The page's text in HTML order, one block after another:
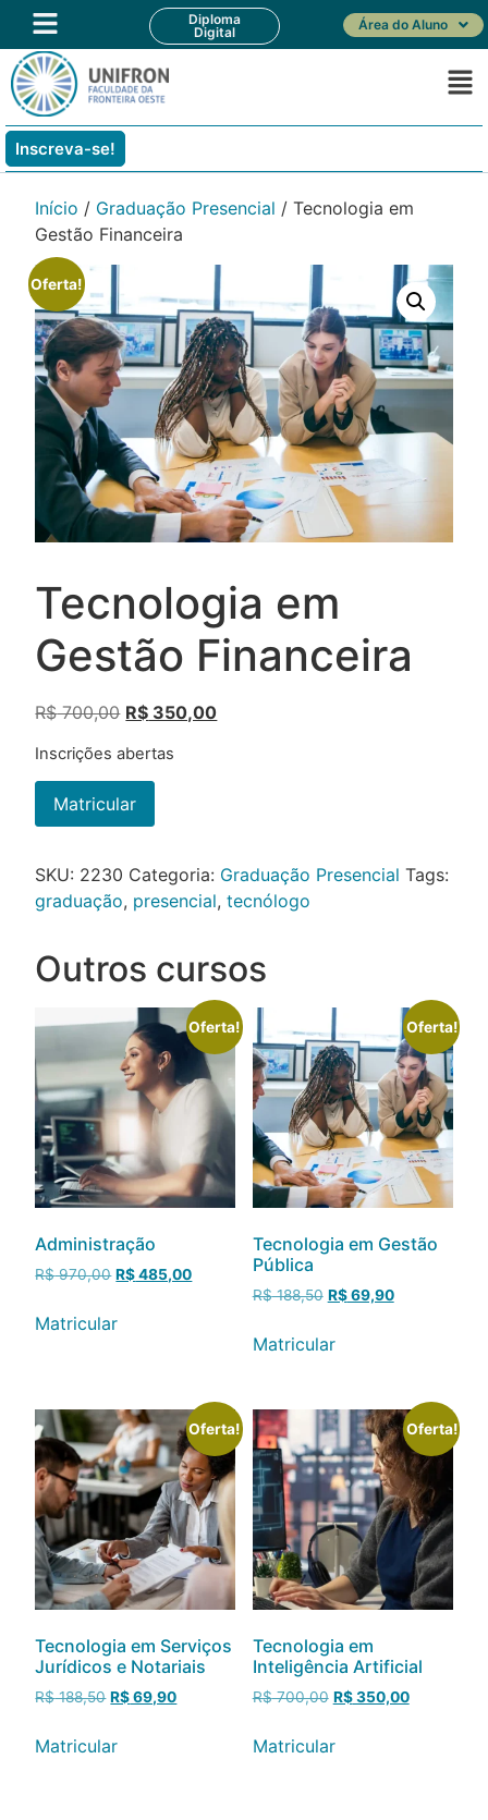
Diploma
Digital
Área do Aluno
Inscreva-se!
Início / Graduação Presencial / Tecnologia em
Gestão Financeira
Oferta!
Tecnologia em
Gestão Financeira
R$700,00 R$ 350,00
Inscrições abertas
Matricular
SKU: 2230 Categoria: Graduação Presencial Tags:
graduação, presencial,tecnólogo
Outros cursos
Oferta!
Administração
R$970,00 R$485,00
Matricular
Oferta!
Tecnologia em Gestão
Pública
R$188,50 R$69,90
Matricular
Oferta!
Tecnologia em Serviços
Jurídicos e Notariais
R$188,50 R$69,90
Matricular
Oferta!
Tecnologia em
Inteligência Artificial
R$700,00 R$350,00
Matricular